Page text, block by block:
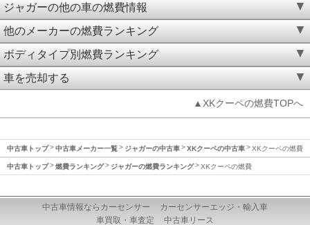
ジャガーの他の車の燃費情報
他のメーカーの燃費ランキング
ボディタイプ別燃費ランキング
車を売却する
▲XKクーペの燃費TOPへ
中古車トップ 中古車メーカー一覧 ジャガーの中古車 XKクーペの中古車 XKクーペの燃費
中古車トップ 燃費ランキング ジャガーの燃費ランキング XKクーペの燃費
中古車情報ならカーセンサー
カーセンサーエッジ・輸入車
車買取・車査定
中古車リース